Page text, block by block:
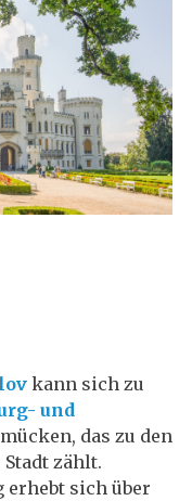
kann sich zu
und
das zu den
zählt.
sich über